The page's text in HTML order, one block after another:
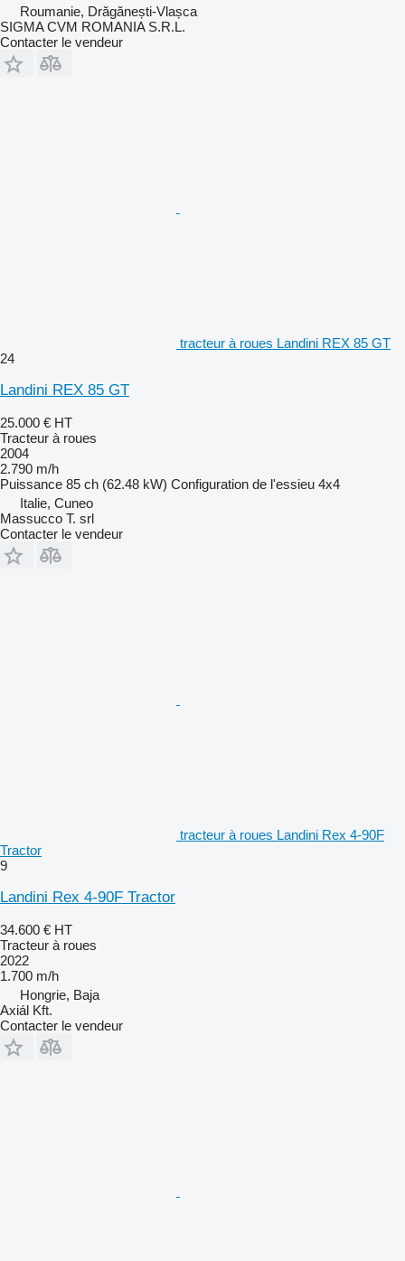
Roumanie, Drăgănești-Vlașca
SIGMA CVM ROMANIA S.R.L.
Contacter le vendeur
tracteur à roues Landini REX 85 GT
24
Landini REX 85 GT
25.000 € HT
Tracteur à roues
2004
2.790 m/h
Puissance 85 ch (62.48 kW) Configuration de l'essieu 4x4
Italie, Cuneo
Massucco T. srl
Contacter le vendeur
tracteur à roues Landini Rex 4-90F
Tractor
9
Landini Rex 4-90F Tractor
34.600 € HT
Tracteur à roues
2022
1.700 m/h
Hongrie, Baja
Axiál Kft.
Contacter le vendeur